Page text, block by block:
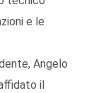
e le
Angelo
il